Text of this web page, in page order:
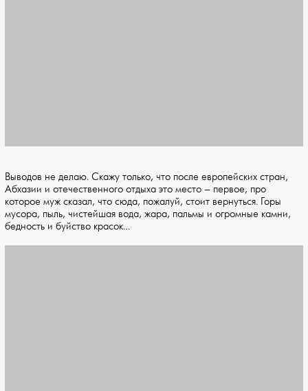
Выводов не делаю. Скажу только, что после европейских стран,
Абхазии и отечественного отдыха это место – первое, про
которое муж сказал, что сюда, пожалуй, стоит вернуться. Горы
мусора, пыль, чистейшая вода, жара, пальмы и огромные камни,
бедность и буйство красок…